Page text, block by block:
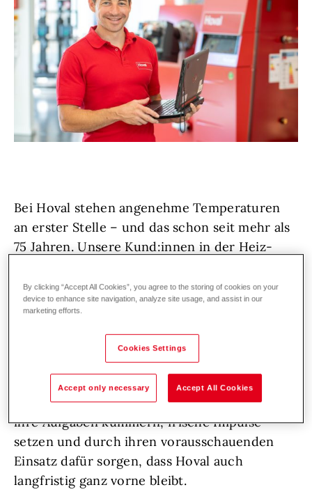
Bei Hoval stehen angenehme Temperaturen
an erster Stelle – und das schon seit mehr als
75 Jahren. Unsere Kund:innen in der Heiz-
Lösungen und exzellenten Service,
deutschland- und weltweit. Denn wir bei
Wir wachsen weiter und suchen zur
Unterstützung aufgeschlossene
Persönlichkeiten, die sich voller Herzblut um
ihre Aufgaben kümmern, frische Impulse
setzen und durch ihren vorausschauenden
Einsatz dafür sorgen, dass Hoval auch
langfristig ganz vorne bleibt.
By clicking “Accept All Cookies”, you agree to the storing of cookies on your
device to enhance site navigation, analyze site usage, and assist in our
marketing efforts.
Cookies Settings
Accept only necessary Accept All Cookies